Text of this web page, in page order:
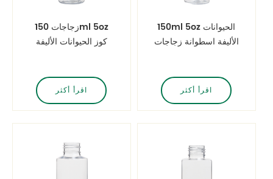
زجاجات 150ml 5oz
كوز الحيوانات الأليفة
اقرأ أكثر
150ml 5oz الحيوانات
الأليفة اسطوانة زجاجات
اقرأ أكثر